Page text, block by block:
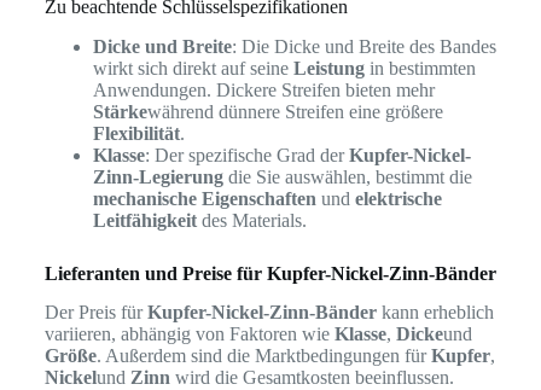
Zu beachtende Schlüsselspezifikationen
Dicke und Breite: Die Dicke und Breite des Bandes
wirkt sich direkt auf seine Leistungin bestimmten
Anwendungen. Dickere Streifen bieten mehr
Stärkewährend dünnere Streifen eine größere
Flexibilität.
Klasse: Der spezifische Grad derKupfer-Nickel-
Zinn-Legierungdie Sie auswählen, bestimmt die
mechanische Eigenschaften und elektrische
Leitfähigkeitdes Materials.
Lieferanten und Preise für Kupfer-Nickel-Zinn-Bänder
Der Preis fürKupfer-Nickel-Zinn-Bänderkann erheblich
variieren, abhängig von Faktoren wie Klasse, Dickeund
Größe. Außerdem sind die Marktbedingungen fürKupfer,
Nickelund Zinn wird die Gesamtkosten beeinflussen.